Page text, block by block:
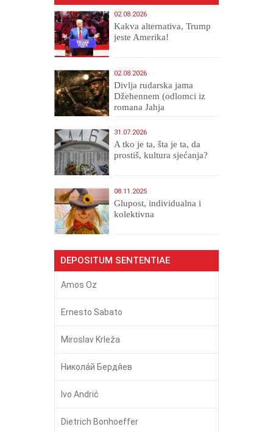
02.08.2026
Kakva alternativa, Trump
jeste Amerika!
02.08.2026
Divlja rudarska jama
Džehennem (odlomci iz
romana Jahja
31.07.2026
A tko je ta, šta je ta, da
prostiš, kultura sjećanja?
08.11.2025
Glupost, individualna i
kolektivna
DEPOSITUM SENTENTIAE
Amos Oz
Ernesto Sabato
Miroslav Krleža
Никола́й Бердя́ев
Ivo Andrić
Dietrich Bonhoeffer